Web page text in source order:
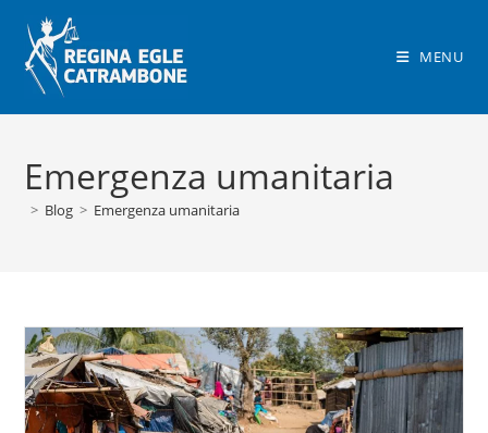
contenuto
MENU
Emergenza umanitaria
> Blog > Emergenza umanitaria